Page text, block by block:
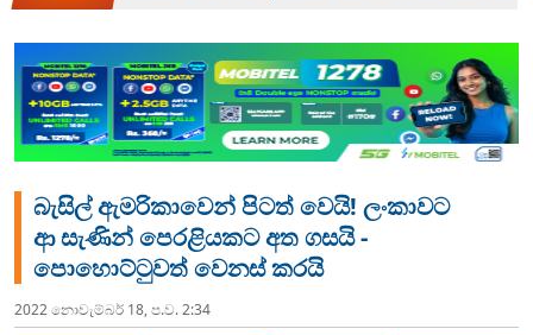
බැසිල් ඇමරිකාවෙන් පිටත් වෙයි! ලංකාවට
ආ සැණින් පෙරළියකට අත ගසයි -‌
පොහොට්ටුවත් වෙනස් කරයි
2022 නොවැම්‍බර් 18, ප.ව. 2:34